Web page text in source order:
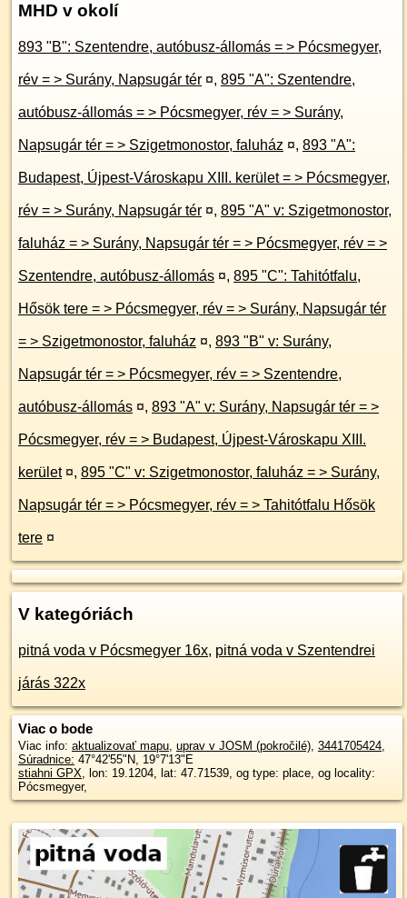
MHD v okolí
893 "B": Szentendre, autóbusz-állomás = > Pócsmegyer,
rév = > Surány, Napsugár tér ¤, 895 "A": Szentendre,
autóbusz-állomás = > Pócsmegyer, rév = > Surány,
Napsugár tér = > Szigetmonostor, faluház ¤, 893 "A":
Budapest, Újpest-Városkapu XIII. kerület = > Pócsmegyer,
rév = > Surány, Napsugár tér ¤, 895 "A" v: Szigetmonostor,
faluház = > Surány, Napsugár tér = > Pócsmegyer, rév = >
Szentendre, autóbusz-állomás ¤, 895 "C": Tahitótfalu,
Hősök tere = > Pócsmegyer, rév = > Surány, Napsugár tér
= > Szigetmonostor, faluház ¤, 893 "B" v: Surány,
Napsugár tér = > Pócsmegyer, rév = > Szentendre,
autóbusz-állomás ¤, 893 "A" v: Surány, Napsugár tér = >
Pócsmegyer, rév = > Budapest, Újpest-Városkapu XIII.
kerület ¤, 895 "C" v: Szigetmonostor, faluház = > Surány,
Napsugár tér = > Pócsmegyer, rév = > Tahitótfalu Hősök
tere ¤
V kategóriách
pitná voda v Pócsmegyer 16x, pitná voda v Szentendrei
járás 322x
Viac o bode
Viac info: aktualizovať mapu, uprav v JOSM (pokročilé), 3441705424,
Súradnice: 47°42'55"N, 19°7'13"E
stiahni GPX, lon: 19.1204, lat: 47.71539, og type: place, og locality:
Pócsmegyer,